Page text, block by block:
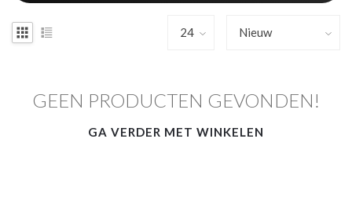
GEEN PRODUCTEN GEVONDEN!
GA VERDER MET WINKELEN